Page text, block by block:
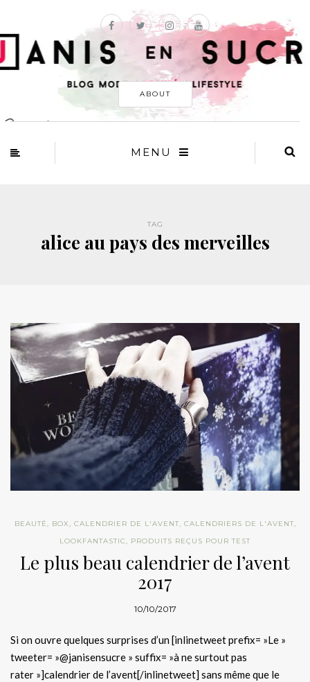
ABOUT
MENU
TAG
alice au pays des merveilles
BEAUTÉ, BOX, CALENDRIER DE L'AVENT, CALENDRIERS DE L'AVENT,
LOOKFANTASTIC, PRODUITS REÇUS POUR TEST
Le plus beau calendrier de l’avent
2017
10/10/2017
Si on ouvre quelques surprises d’un [inlinetweet prefix= »Le »
tweeter= »@janisensucre » suffix= »à ne surtout pas
rater »]calendrier de l’avent[/inlinetweet] sans même que le